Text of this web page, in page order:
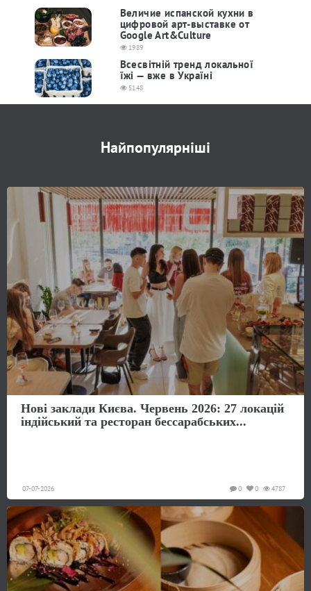
Величие испанской кухни в
цифровой арт-выставке от
Google Art&Culture
1989
Всесвітній тренд локальної
їжі — вже в Україні
5148
Найпопулярніші
Нові заклади Києва. Червень 2026: 27 локацій
індійський та ресторан бессарабських...
07-07-2026 4787
0
0